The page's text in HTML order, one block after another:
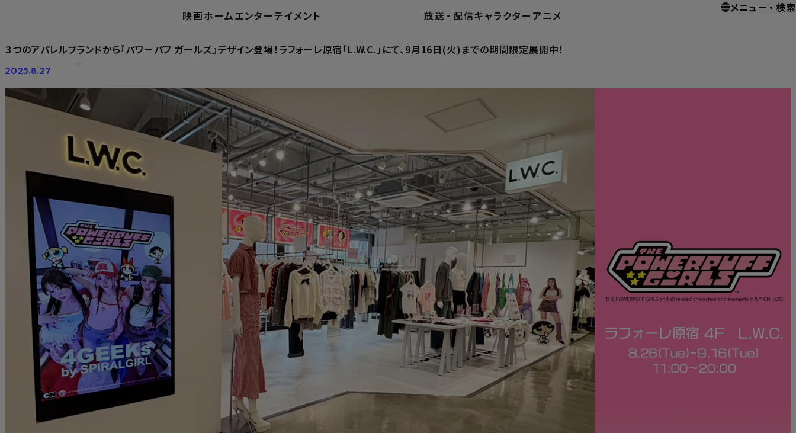
映画ホームエンターテイメント 放送 ・ 配信キャラクター アニメ
メニュー ・ 検索
ニュース ３つのアパレルブランドから『パワーパフ ガールズ』デザイン登場！ラフォーレ原宿「L.W.C.」にて、9月16日(火)までの期間限定展開中！
３つのアパレルブランドから『パワーパフ ガールズ』デザイン登場！ラフォーレ原宿「L.W.C.」にて、9月16日(火)までの期間限定展開中！
2025.8.27